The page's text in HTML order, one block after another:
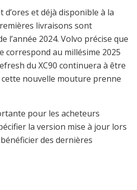
d’ores et déjà disponible à la
livraisons sont
l’année 2024. Volvo précise que
correspond au millésime 2025
du XC90 continuera à être
cette nouvelle mouture prenne
pour les acheteurs
la version mise à jour lors
des dernières